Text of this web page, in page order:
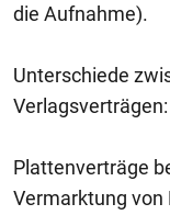
die Aufnahme).
Unterschiede
Verlagsverträgen:
Plattenverträge
Vermarktung